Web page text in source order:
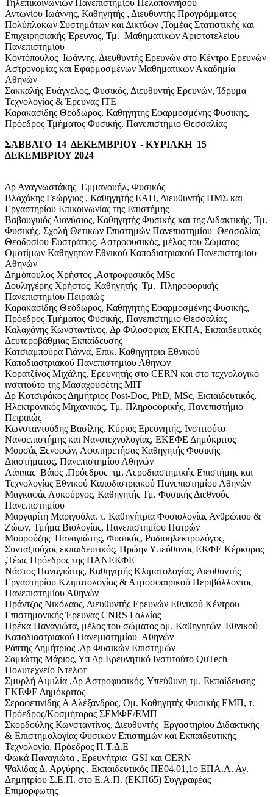
Τηλεπικοινωνιών Πανεπιστημίου Πελοποννήσου
Αντωνίου Ιωάννης, Καθηγητής , Διευθυντής Προγράμματος
Πολύπλοκων Συστημάτων και Δικτύων ,Τομέας Στατιστικής και
Επιχειρησιακής Έρευνας, Τμ. Μαθηματικών Αριστοτελείου
Πανεπιστημίου
Koντόπουλος Ιωάννης, Διευθυντής Ερευνών στο Κέντρο Ερευνών
Αστρονομίας και Εφαρμοσμένων Μαθηματικών Ακαδημία
Αθηνών
Σακκαλής Ευάγγελος, Φυσικός, Διευθυντής Ερευνών, Ίδρυμα
Τεχνολογίας & Έρευνας ΙΤΕ
Καρακασίδης Θεόδωρος, Καθηγητής Εφαρμοσμένης Φυσικής,
Πρόεδρος Τμήματος Φυσικής, Πανεπιστήμιο Θεσσαλίας
ΣΑΒΒΑΤΟ 14 ΔΕΚΕΜΒΡΙΟΥ - ΚΥΡΙΑΚΗ 15
ΔΕΚΕΜΒΡΙΟΥ 2024
Δρ Αναγνωστάκης Εμμανουήλ, Φυσικός
Bλαχάκης Γεώργιος , Καθηγητής ΕΑΠ, Διευθυντής ΠΜΣ και
Εργαστηρίου Επικοινωνίας της Επιστήμης
Βαβουγυιός Διονύσιος, Καθηγητής Φυσικής και της Διδακτικής, Τμ.
Φυσικής, Σχολή Θετικών Επιστημών Πανεπιστημίου Θεσσαλίας
Θεοδοσίου Ευστράτιος, Αστροφυσικός, μέλος του Σώματος
Ομοτίμων Καθηγητών Εθνικού Καποδιστριακού Πανεπιστημίου
Αθηνών
Δημόπουλος Χρήστος ,Αστροφυσικός ΜSc
Δουληγέρης Xρήστος, Καθηγητής Τμ. Πληροφορικής
Πανεπιστημίου Πειραιώς
Καρακασίδης Θεόδωρος, Καθηγητής Εφαρμοσμένης Φυσικής,
Πρόεδρος Τμήματος Φυσικής, Πανεπιστήμιο Θεσσαλίας
Καλαχάνης Κωνσταντίνος, Δρ Φιλοσοφίας ΕΚΠΑ, Εκπαιδευτικός
Δευτεροβάθμιας Εκπαίδευσης
Κατσιαμπούρα Γιάννα, Επικ. Καθηγήτρια Εθνικού
Καποδιαστριακού Πανεπιστημίου Αθηνών
Κορατζίνος Μιχάλης, Ερευνητής στο CERN και στο τεχνολογικό
ινστιτούτο της Μασαχουσέτης MIT
Δρ Κοτσιφάκος Δημήτριος Post-Doc, PhD, MSc, Εκπαιδευτικός,
Ηλεκτρονικός Μηχανικός, Τμ. Πληροφορικής, Πανεπιστήμιο
Πειραιώς
Κωνσταντούδης Βασίλης, Κύριος Ερευνητής, Ινστιτούτο
Νανοεπιστήμης και Νανοτεχνολογίας, ΕΚΕΦΕ Δημόκριτος
Μουσάς Ξενοφών, Αφυπηρετήσας Καθηγητής Φυσικής
Διαστήματος, Πανεπιστημίου Αθηνών
Λάππας Βάϊος ,Πρόεδρος τμ. Αεροδιαστημικής Επιστήμης και
Τεχνολογίας Εθνικού Καποδιστριακού Πανεπιστημίου Αθηνών
Μαγκαφάς Λυκούργος, Καθηγητής Τμ. Φυσικής Διεθνούς
Πανεπιστημίου
Μαργαρίτη Μαριγούλα. τ. Καθηγήτρια Φυσιολογίας Ανθρώπου &
Ζώων, Τμήμα Βιολογίας, Πανεπιστημίου Πατρών
Μουρούζης Παναγιώτης, Φυσικός, Ραδιοηλεκτρολόγος,
Συνταξιούχος εκπαιδευτικός, Πρώην Υπεύθυνος ΕΚΦΕ Κέρκυρας
,Τέως Πρόεδρος της ΠΑΝΕΚΦΕ
Νάστος Παναγιώτης, Καθηγητής Κλιματολογίας, Διευθυντής
Εργαστηρίου Κλιματολογίας & Ατμοσφαιρικού Περιβάλλοντος
Πανεπιστημίου Αθηνών
Πράντζος Νικόλαος, Διευθυντής Ερευνών Εθνικού Κέντρου
Επιστημονικής Έρευνας CNRS Γαλλίας
Πρέκα Παναγιώτα, μέλος του σώματος ομ. Καθηγητών Εθνικού
Καποδιαστριακού Πανεμιστημίου Αθηνών
Ράπτης Δημήτριος ,Δρ Φυσικών Επιστημών
Σαμιώτης Μάριος, Υπ Δρ Ερευνητικό Ινστιτούτο QuTech
Πολυτεχνείο Ντελφτ
Σμυρλή Αιμιλία ,Δρ Αστροφυσικός, Υπεύθυνη τμ. Εκπαίδευσης
ΕΚΕΦΕ Δημόκριτος
Σεραφετινίδης Α Αλέξανδρος, Ομ. Καθηγητής Φυσικής ΕΜΠ, τ.
Πρόεδρος/Κοσμήτορας ΣΕΜΦΕ/ΕΜΠ
Σκορδούλης Κωνσταντίνος, Διευθυντής Εργαστηρίου Διδακτικής
& Επιστημολογίας Φυσικών Επιστημών και Εκπαιδευτικής
Τεχνολογία, Πρόεδρος Π.Τ.Δ.Ε
Φωκά Παναγιώτα , Ερευνήτρια GSI και CERN
Ψαλίδας Δ. Αργύρης , Εκπαιδευτικός ΠΕ04.01,1ο ΕΠΑ.Λ. Αγ.
Δημητρίου Σ.Ε.Π. στο Ε.Α.Π. (ΕΚΠ65) Συγγραφέας –
Επιμορφωτής